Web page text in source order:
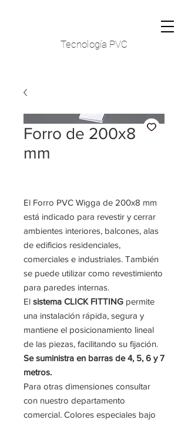
Tecnología PVC
Forro de 200x8
mm
El Forro PVC Wigga de 200x8 mm
está indicado para revestir y cerrar
ambientes interiores, balcones, alas
de edificios residenciales,
comerciales e industriales. También
se puede utilizar como revestimiento
para paredes internas.
El sistema CLICK FITTING permite
una instalación rápida, segura y
mantiene el posicionamiento lineal
de las piezas, facilitando su fijación.
Se suministra en barras de 4, 5, 6 y 7
metros.
Para otras dimensiones consultar
con nuestro departamento
comercial. Colores especiales bajo